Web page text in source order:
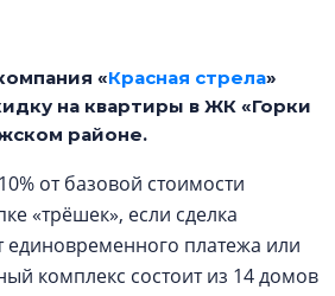
«Красная стрела»
на квартиры в ЖК «Горки
районе.
от базовой стоимости
«трёшек», если сделка
единовременного платежа или
комплекс состоит из 14 домов